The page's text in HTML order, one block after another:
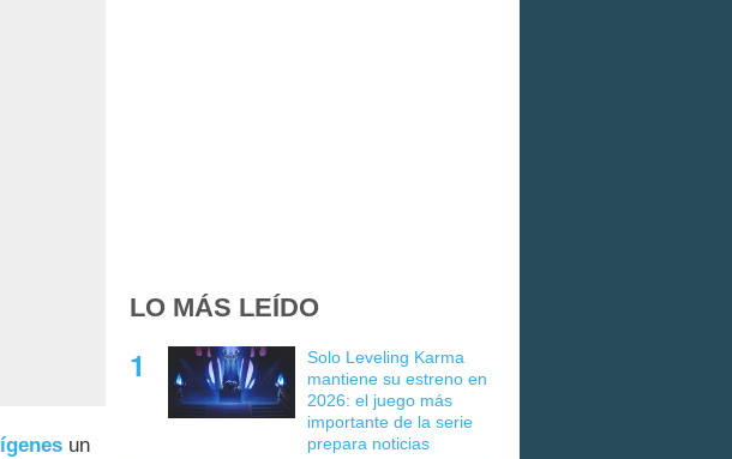
un
LO MÁS LEÍDO
Solo Leveling Karma
mantiene su estreno en
2026: el juego más
importante de la serie
prepara noticias